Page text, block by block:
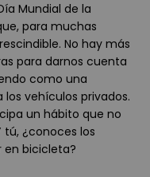
Mundial de la
para muchas
No hay más
para darnos cuenta
como una
vehículos privados.
un hábito que no
tú, ¿conoces los
en bicicleta?